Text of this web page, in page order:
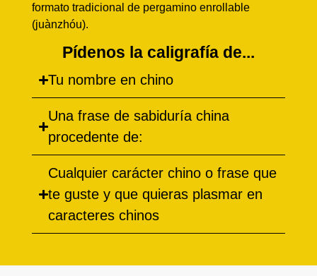
formato tradicional de pergamino enrollable
(juànzhóu).
Pídenos la caligrafía de...
Tu nombre en chino
Una frase de sabiduría china
procedente de:
Cualquier carácter chino o frase que
te guste y que quieras plasmar en
caracteres chinos